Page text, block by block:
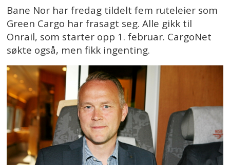
Bane Nor har fredag tildelt fem ruteleier som
Green Cargo har frasagt seg. Alle gikk til
Onrail, som starter opp 1. februar. CargoNet
søkte også, men fikk ingenting.